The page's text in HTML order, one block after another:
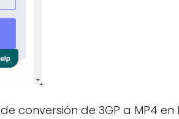
conversión de 3GP a MP4